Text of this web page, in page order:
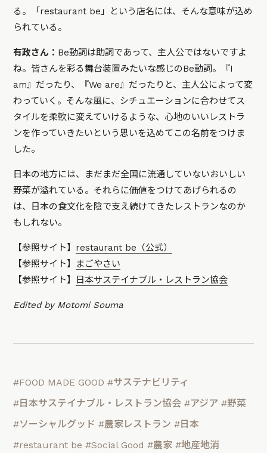
る。「restaurant be」という店名には、そんな意味が込め
られている。
有政さん： Be動詞は助詞であって、主人公ではないですよ
ね。皆さんを彩る舞台装置みたいな感じのBe動詞。『I
am』だったり、『We are』だったりと、主人公によって変
わっていく。そんな風に、シチュエーションに合わせてス
タイルを柔軟に変えていけるような、心地のいいレストラ
ンを作っていきたいという思いを込めてこの名前をつけま
した。
日本の地方には、まだまだ全国に流通していないおいしい
野菜が溢れている。それらに価値をつけてあげられるの
は、日本の食文化を陰で支え続けてきたレストランなのか
もしれない。
【参照サイト】 restaurant be（公式）
【参照サイト】
まごやさい
【参照サイト】
日本サステイナブル・レストラン協会
Edited by Motomi Souma
#FOOD MADE GOOD #サステナビリティ
#日本サステイナブル・レストラン協会 #アジア #野菜
#ソーシャルグッド #農家レストラン #日本
#restaurant be #Social Good #農家 #地産地消